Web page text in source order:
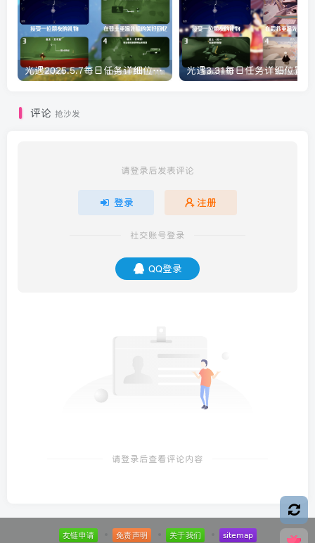
光遇2025.5.7每日任务详细位置[光遇任务]
评论 抢沙发
请登录后发表评论
登录 注册
社交账号登录
QQ登录
请登录后查看评论内容